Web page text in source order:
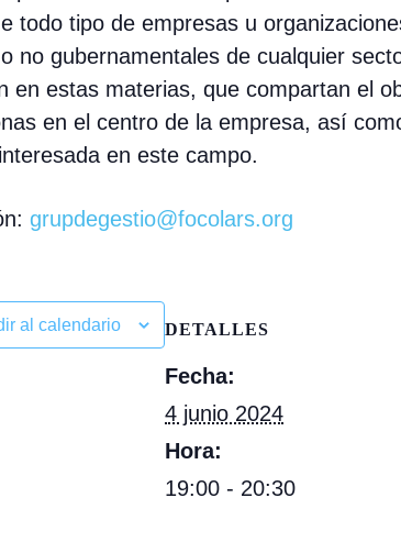
todo tipo de empresas u
no gubernamentales de cualquier
en estas materias, que compartan el
en el centro de la empresa, así
en este campo.
: grupdegestio@focolars.org
al calendario DETALLES
Fecha:
4 junio 2024
Hora:
19:00 - 20:30